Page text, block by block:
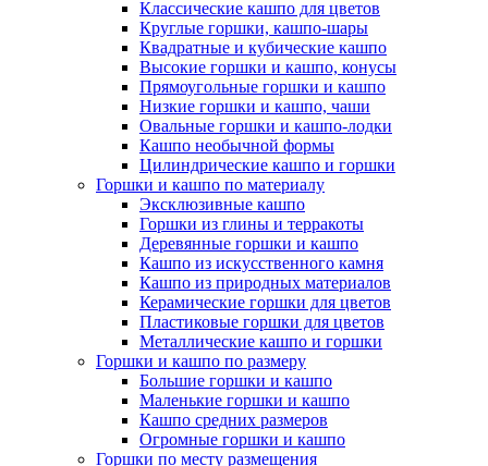
Классические кашпо для цветов
Круглые горшки, кашпо-шары
Квадратные и кубические кашпо
Высокие горшки и кашпо, конусы
Прямоугольные горшки и кашпо
Низкие горшки и кашпо, чаши
Овальные горшки и кашпо-лодки
Кашпо необычной формы
Цилиндрические кашпо и горшки
Горшки и кашпо по материалу
Эксклюзивные кашпо
Горшки из глины и терракоты
Деревянные горшки и кашпо
Кашпо из искусственного камня
Кашпо из природных материалов
Керамические горшки для цветов
Пластиковые горшки для цветов
Металлические кашпо и горшки
Горшки и кашпо по размеру
Большие горшки и кашпо
Маленькие горшки и кашпо
Кашпо средних размеров
Огромные горшки и кашпо
Горшки по месту размещения